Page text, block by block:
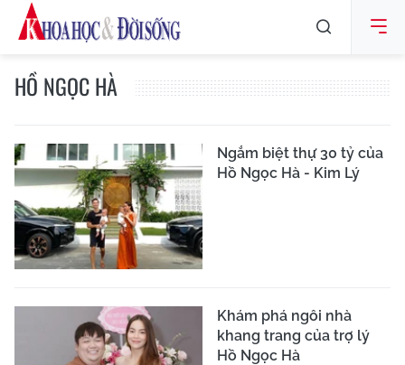
HỒ NGỌC HÀ
Ngắm biệt thự 30 tỷ của
Hồ Ngọc Hà - Kim Lý
Khám phá ngôi nhà
khang trang của trợ lý
Hồ Ngọc Hà